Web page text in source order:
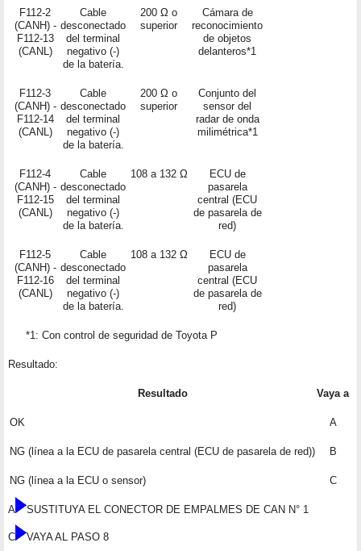
F112-2
(CANH) -
F112-13
(CANL)
Cable
desconectado
del terminal
negativo (-)
de la batería.
200 Ω o
superior
Cámara de
reconocimiento
de objetos
delanteros*1
F112-3
(CANH) -
F112-14
(CANL)
Cable
desconectado
del terminal
negativo (-)
de la batería.
200 Ω o
superior
Conjunto del
sensor del
radar de onda
milimétrica*1
F112-4
(CANH) -
F112-15
(CANL)
Cable
desconectado
del terminal
negativo (-)
de la batería.
108 a 132 Ω
ECU de
pasarela
central (ECU
de pasarela de
red)
F112-5
(CANH) -
F112-16
(CANL)
Cable
desconectado
del terminal
negativo (-)
de la batería.
108 a 132 Ω
ECU de
pasarela
central (ECU
de pasarela de
red)
*1: Con control de seguridad de Toyota P
Resultado:
Resultado Vaya a
OK A
NG (línea a la ECU de pasarela central (ECU de pasarela de red)) B
NG (línea a la ECU o sensor) C
A SUSTITUYA EL CONECTOR DE EMPALMES DE CAN N° 1
C
VAYA AL PASO 8